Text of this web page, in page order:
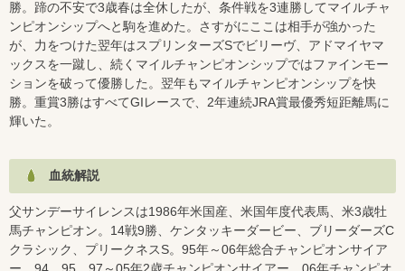
勝。蹄の不安で3歳春は全休したが、条件戦を3連勝してマイルチャ
ンピオンシップへと駒を進めた。さすがにここは相手が強かった
が、力をつけた翌年はスプリンターズSでビリーヴ、アドマイヤマ
ックスを一蹴し、続くマイルチャンピオンシップではファインモー
ションを破って優勝した。翌年もマイルチャンピオンシップを快
勝。重賞3勝はすべてGIレースで、2年連続JRA賞最優秀短距離馬に
輝いた。
血統解説
父サンデーサイレンスは1986年米国産、米国年度代表馬、米3歳牡
馬チャンピオン。14戦9勝、ケンタッキーダービー、ブリーダーズC
クラシック、プリークネスS。95年～06年総合チャンピオンサイア